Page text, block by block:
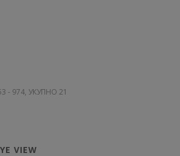
- 974, УКУПНО 21
VIEW